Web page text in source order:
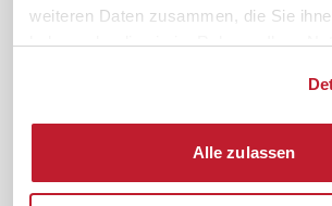
weiteren Daten zusammen, die Sie
haben oder die sie im Rahmen Ihrer
Alle zulassen
Bahn Sondertarif
meinifb
Rhetorik
BR-Wahl
SBV-Wahl
News. Wissen. Themen. Folgen